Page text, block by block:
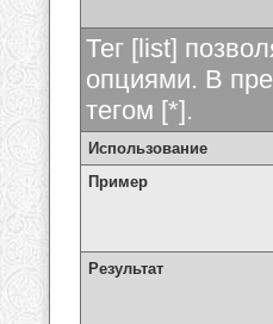
Тег [list]
опциями. В
тегом [*].
Использование
Пример
Результат